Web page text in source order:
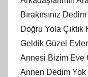
Bırakırsınız
Doğru Yola
Geldik Güzel
Annesi Bizim Eve
Annen Dedim